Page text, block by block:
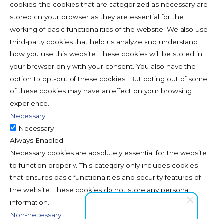
cookies, the cookies that are categorized as necessary are
stored on your browser as they are essential for the
working of basic functionalities of the website. We also use
third-party cookies that help us analyze and understand
how you use this website. These cookies will be stored in
your browser only with your consent. You also have the
option to opt-out of these cookies. But opting out of some
of these cookies may have an effect on your browsing
experience.
Necessary
Necessary
Always Enabled
Necessary cookies are absolutely essential for the website
to function properly. This category only includes cookies
that ensures basic functionalities and security features of
the website. These cookies do not store any personal
information.
Non-necessary